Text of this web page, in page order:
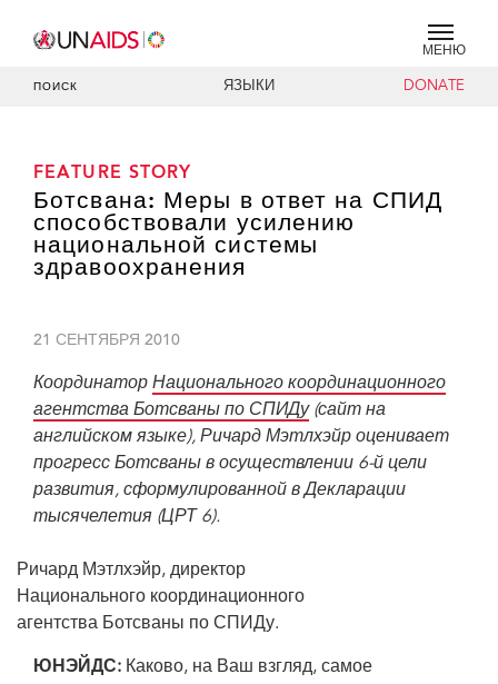
МЕНЮ
ПОИСК ЯЗЫКИ DONATE
FEATURE STORY
Ботсвана: Меры в ответ на СПИД
способствовали усилению
национальной системы
здравоохранения
21 СЕНТЯБРЯ 2010
Координатор Национального координационного
агентства Ботсваны по СПИДу(сайт на
английском языке), Ричард Мэтлхэйр оценивает
прогресс Ботсваны в осуществлении 6-й цели
развития, сформулированной в Декларации
тысячелетия (ЦРТ 6).
Ричард Мэтлхэйр, директор
Национального координационного
агентства Ботсваны по СПИДу.
ЮНЭЙДС: Каково, на Ваш взгляд, самое